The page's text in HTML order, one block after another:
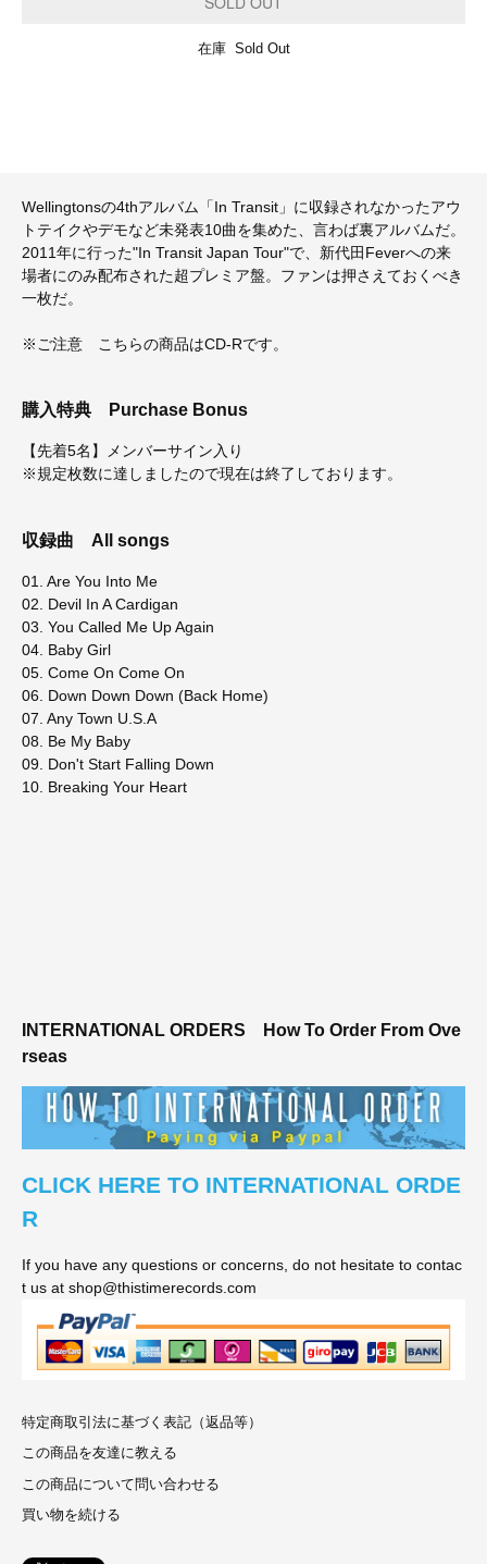
在庫 Sold Out
Wellingtonsの4thアルバム「In Transit」に収録されなかったアウ
トテイクやデモなど未発表10曲を集めた、言わば裏アルバムだ。
2011年に行った"In Transit Japan Tour"で、新代田Feverへの来
場者にのみ配布された超プレミア盤。ファンは押さえておくべき
一枚だ。
※ご注意 こちらの商品はCD-Rです。
購入特典 Purchase Bonus
【先着5名】メンバーサイン入り
※規定枚数に達しましたので現在は終了しております。
収録曲 All songs
01. Are You Into Me
02. Devil In A Cardigan
03. You Called Me Up Again
04. Baby Girl
05. Come On Come On
06. Down Down Down (Back Home)
07. Any Town U.S.A
08. Be My Baby
09. Don't Start Falling Down
10. Breaking Your Heart
INTERNATIONAL ORDERS How To Order From Ove
rseas
CLICK HERE TO INTERNATIONAL ORDE
R
If you have any questions or concerns, do not hesitate to contac
t us at shop@thistimerecords.com
特定商取引法に基づく表記（返品等）
この商品を友達に教える
この商品について問い合わせる
買い物を続ける